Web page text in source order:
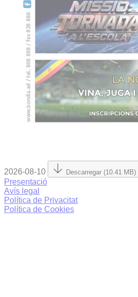
2026-08-10 Descarregar (10.41 MB)
Presentació
Avís legal
Política de Privacitat
Política de Cookies